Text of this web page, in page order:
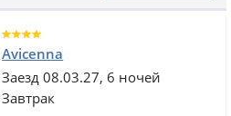
Avicenna
Заезд 08.03.27, 6 ночей
Завтрак